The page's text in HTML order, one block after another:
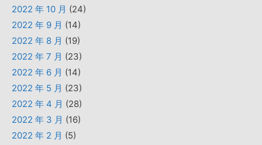
2022 年 10 月 (24)
2022 年 9 月 (14)
2022 年 8 月 (19)
2022 年 7 月 (23)
2022 年 6 月 (14)
2022 年 5 月 (23)
2022 年 4 月 (28)
2022 年 3 月 (16)
2022 年 2 月 (5)